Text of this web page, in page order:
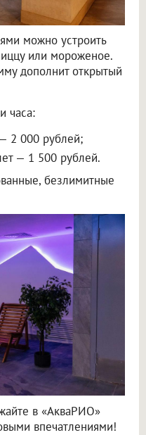
можно устроить
или мороженое.
дополнит открытый
часа:
2 000 рублей;
— 1 500 рублей.
безлимитные
в «АкваРИО»
впечатлениями!